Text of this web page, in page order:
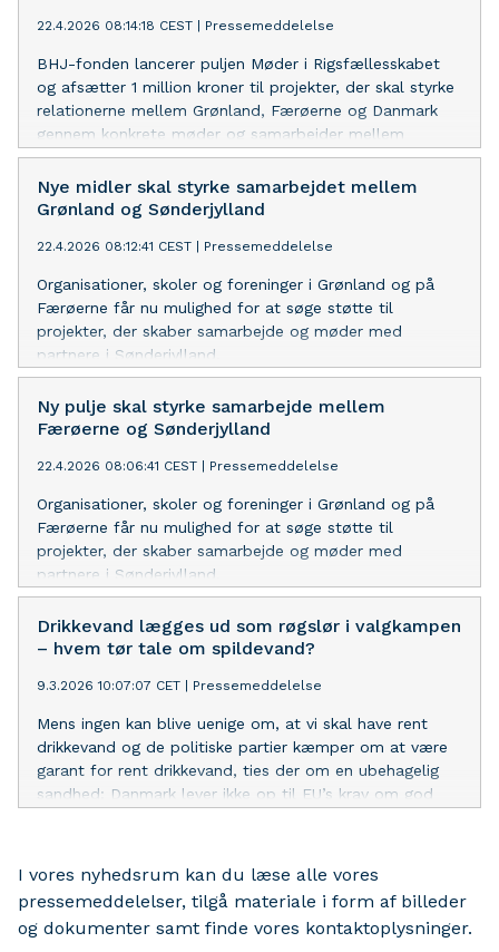
22.4.2026 08:14:18 CEST | Pressemeddelelse
BHJ-fonden lancerer puljen Møder i Rigsfællesskabet
og afsætter 1 million kroner til projekter, der skal styrke
relationerne mellem Grønland, Færøerne og Danmark
gennem konkrete møder og samarbejder mellem
mennesker.
Nye midler skal styrke samarbejdet mellem
Grønland og Sønderjylland
22.4.2026 08:12:41 CEST | Pressemeddelelse
Organisationer, skoler og foreninger i Grønland og på
Færøerne får nu mulighed for at søge støtte til
projekter, der skaber samarbejde og møder med
partnere i Sønderjylland.
Ny pulje skal styrke samarbejde mellem
Færøerne og Sønderjylland
22.4.2026 08:06:41 CEST | Pressemeddelelse
Organisationer, skoler og foreninger i Grønland og på
Færøerne får nu mulighed for at søge støtte til
projekter, der skaber samarbejde og møder med
partnere i Sønderjylland.
Drikkevand lægges ud som røgslør i valgkampen
– hvem tør tale om spildevand?
9.3.2026 10:07:07 CET | Pressemeddelelse
Mens ingen kan blive uenige om, at vi skal have rent
drikkevand og de politiske partier kæmper om at være
garant for rent drikkevand, ties der om en ubehagelig
sandhed: Danmark lever ikke op til EU’s krav om god
I vores nyhedsrum kan du læse alle vores
pressemeddelelser, tilgå materiale i form af billeder
og dokumenter samt finde vores kontaktoplysninger.